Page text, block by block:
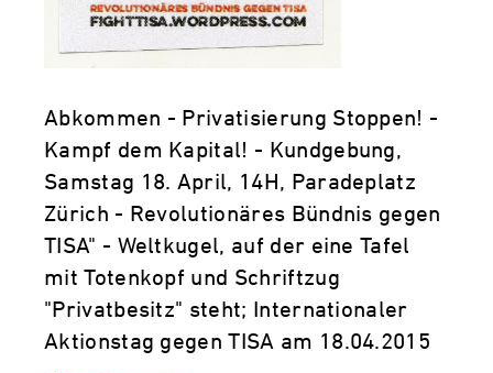
Abkommen - Privatisierung Stoppen! -
Kampf dem Kapital! - Kundgebung,
Samstag 18. April, 14H, Paradeplatz
Zürich - Revolutionäres Bündnis gegen
TISA" - Weltkugel, auf der eine Tafel
mit Totenkopf und Schriftzug
"Privatbesitz" steht; Internationaler
Aktionstag gegen TISA am 18.04.2015